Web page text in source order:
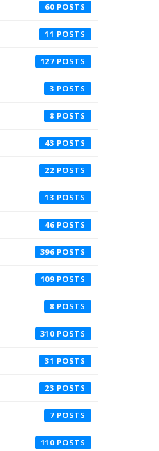
60
11
127
3
8
43
22
13
46
396
109
8
310
31
23
7
110